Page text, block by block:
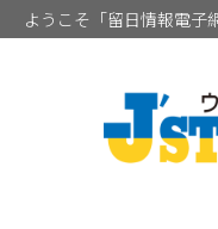
ようこそ「留日情報電子